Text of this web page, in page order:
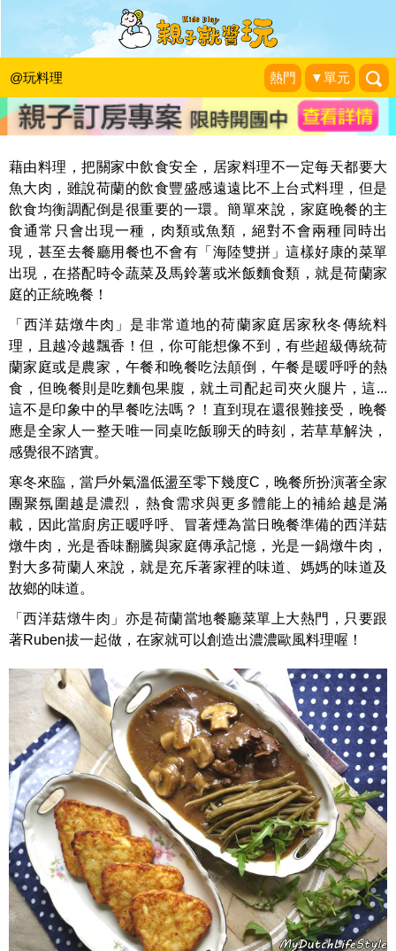
@玩料理 熱門 ▼單元
荷蘭秋冬暖胃的媽媽味料理～西洋菇燉
牛肉
瘋荷日曆 My Dutch LifeStyle|2016-11-25
藉由料理，把關家中飲食安全，居家料理不一定每天都要大
魚大肉，雖說荷蘭的飲食豐盛感遠遠比不上台式料理，但是
飲食均衡調配倒是很重要的一環。簡單來說，家庭晚餐的主
食通常只會出現一種，肉類或魚類，絕對不會兩種同時出
現，甚至去餐廳用餐也不會有「海陸雙拼」這樣好康的菜單
出現，在搭配時令蔬菜及馬鈴薯或米飯麵食類，就是荷蘭家
庭的正統晚餐！
「西洋菇燉牛肉」是非常道地的荷蘭家庭居家秋冬傳統料
理，且越冷越飄香！但，你可能想像不到，有些超級傳統荷
蘭家庭或是農家，午餐和晚餐吃法顛倒，午餐是暖呼呼的熱
食，但晚餐則是吃麵包果腹，就土司配起司夾火腿片，這...
這不是印象中的早餐吃法嗎？！直到現在還很難接受，晚餐
應是全家人一整天唯一同桌吃飯聊天的時刻，若草草解決，
感覺很不踏實。
寒冬來臨，當戶外氣溫低盪至零下幾度C，晚餐所扮演著全家
團聚氛圍越是濃烈，熱食需求與更多體能上的補給越是滿
載，因此當廚房正暖呼呼、冒著煙為當日晚餐準備的西洋菇
燉牛肉，光是香味翻騰與家庭傳承記憶，光是一鍋燉牛肉，
對大多荷蘭人來說，就是充斥著家裡的味道、媽媽的味道及
故鄉的味道。
「西洋菇燉牛肉」亦是荷蘭當地餐廳菜單上大熱門，只要跟
著Ruben拔一起做，在家就可以創造出濃濃歐風料理喔！